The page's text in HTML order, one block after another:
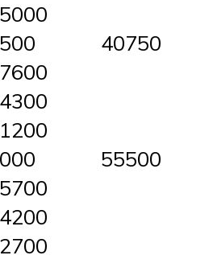
40750
55500